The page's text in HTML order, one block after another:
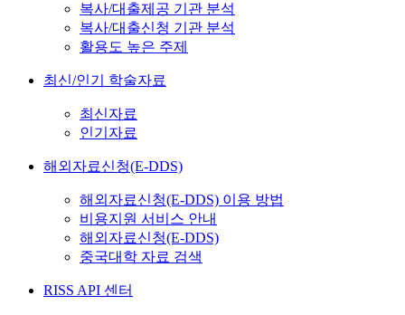
복사/대출제공 기관 분석
복사/대출신청 기관 분석
활용도 높은 주제
최신/인기 학술자료
최신자료
인기자료
해외자료신청(E-DDS)
해외자료신청(E-DDS) 이용 방법
비용지원 서비스 안내
해외자료신청(E-DDS)
중국대학 자료 검색
RISS API 센터